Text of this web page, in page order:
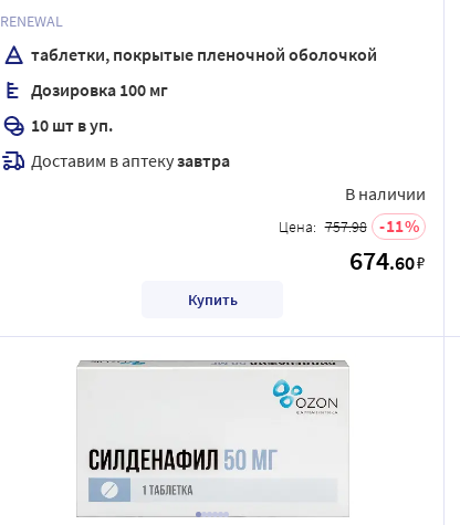
RENEWAL
таблетки, покрытые пленочной оболочкой
Дозировка 100 мг
10 шт в уп.
Доставим в аптекузавтра
В наличии
Цена: 757.98 11
674.60₽
Купить